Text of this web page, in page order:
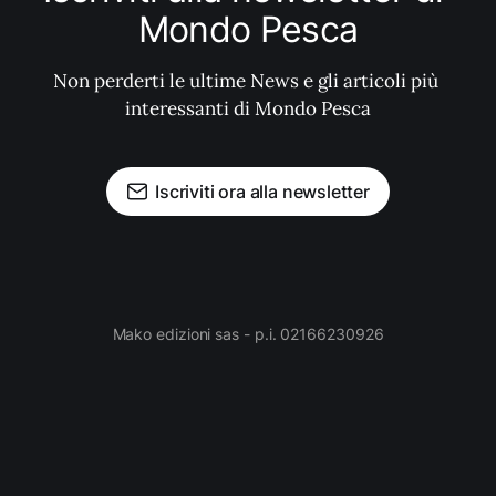
Mondo Pesca
Non perderti le ultime News e gli articoli più
interessanti di Mondo Pesca
Iscriviti ora alla newsletter
Mako edizioni sas - p.i. 02166230926